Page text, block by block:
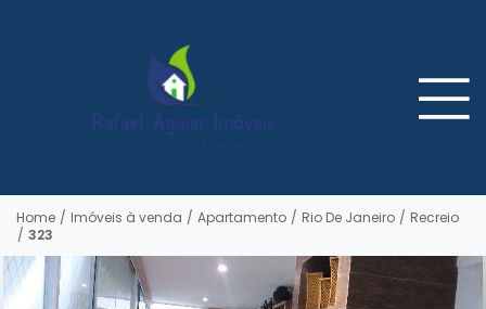
Home / Imóveis à venda / Apartamento / Rio De Janeiro / Recreio
/ 323